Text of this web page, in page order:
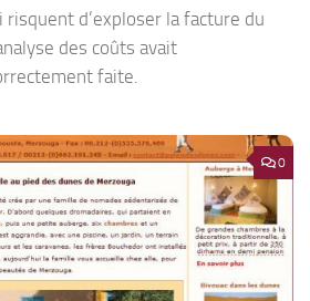
d’exploser la facture du
des coûts avait
faite.
0